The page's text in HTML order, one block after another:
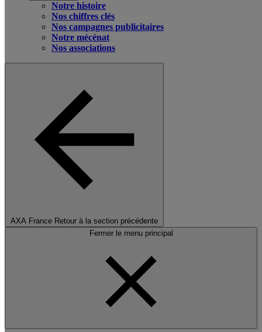
Notre histoire
Nos chiffres clés
Nos campagnes publicitaires
Notre mécénat
Nos associations
AXA France Retour à la section précédente
Fermer le menu principal